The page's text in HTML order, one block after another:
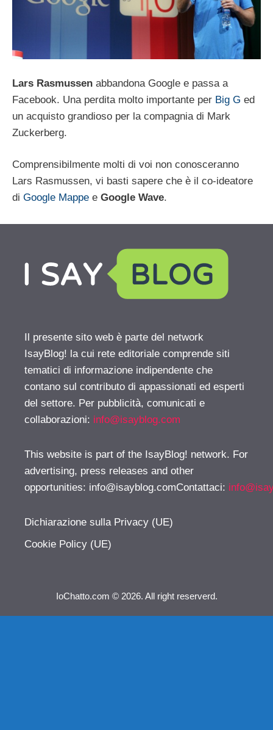
Lars Rasmussen abbandona Google e passa a
Facebook. Una perdita molto importante per Big G ed
un acquisto grandioso per la compagnia di Mark
Zuckerberg.
Comprensibilmente molti di voi non conosceranno
Lars Rasmussen, vi basti sapere che è il co-ideatore
di Google Mappe e Google Wave.
Il presente sito web è parte del network
IsayBlog! la cui rete editoriale comprende siti
tematici di informazione indipendente che
contano sul contributo di appassionati ed esperti
del settore. Per pubblicità, comunicati e
collaborazioni: info@isayblog.com
This website is part of the IsayBlog! network. For
advertising, press releases and other
opportunities: info@isayblog.comContattaci:
Dichiarazione sulla Privacy (UE)
Cookie Policy (UE)
IoChatto.com © 2026. All right reserverd.